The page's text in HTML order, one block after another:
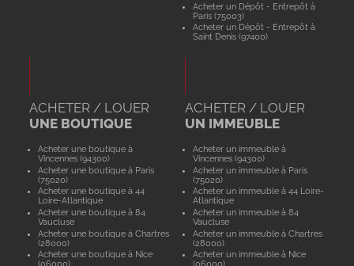
Acheter un Dépôt - Entrepôt à
Paris (75003)
Acheter un Dépôt - Entrepôt à
Saint Denis (97400)
ACHETER / LOUER
UNE BOUTIQUE
Acheter une boutique à
Vincennes (94300)
Acheter une boutique à Paris
(75020)
Acheter une boutique à 44
Loire-Atlantique
Acheter une boutique à 84
Vaucluse
Acheter une boutique à Chartres
(28000)
Acheter une boutique à Nice
(06000)
ACHETER / LOUER
UN IMMEUBLE
Acheter un immeuble à
Vincennes (94300)
Acheter un immeuble à Paris
(75020)
Acheter un immeuble à 44 Loire-
Atlantique
Acheter un immeuble à 84
Vaucluse
Acheter un immeuble à Chartres
(28000)
Acheter un immeuble à Nice
(06000)